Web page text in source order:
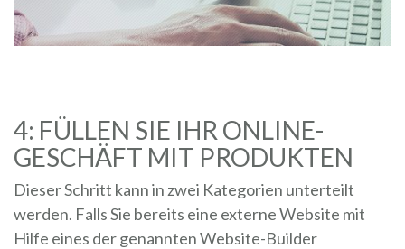
4: FÜLLEN SIE IHR ONLINE-
GESCHÄFT MIT PRODUKTEN
Dieser Schritt kann in zwei Kategorien unterteilt
werden. Falls Sie bereits eine externe Website mit
Hilfe eines der genannten Website-Builder